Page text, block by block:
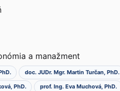
a manažment
doc. JUDr. Mgr. Martin Turčan, PhD.
PhD. prof. Ing. Eva Muchová, PhD.